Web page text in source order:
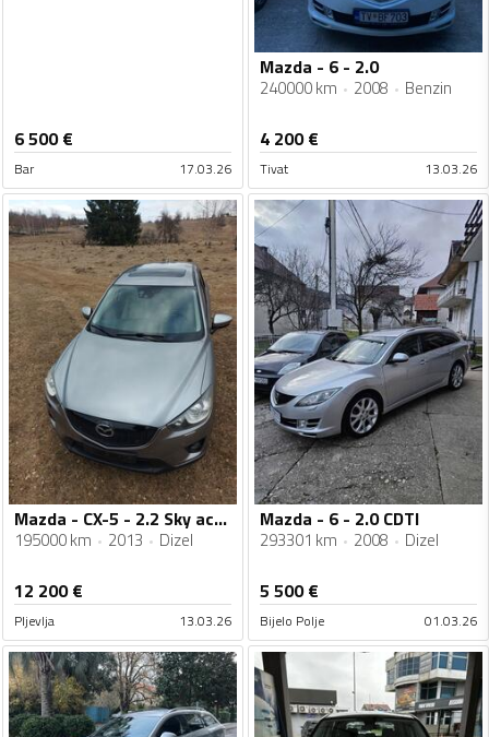
6 500€
Bar 17.03.26
Mazda - 6 - 2.0
240000 km 2008 Benzin
4 200€
Tivat 13.03.26
Mazda - CX-5 - 2.2 Sky active
195000 km 2013 Dizel
12 200€
Pljevlja 13.03.26
Mazda - 6 - 2.0 CDTI
293301 km 2008 Dizel
5 500€
Bijelo Polje 01.03.26